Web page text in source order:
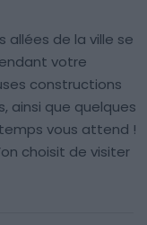
allées de la ville se
votre
constructions
ainsi que quelques
vous attend !
choisit de visiter